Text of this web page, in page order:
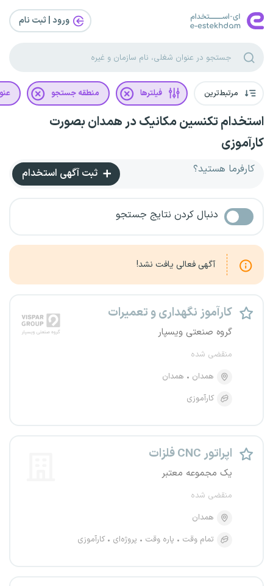
ورود | ثبت‌ نام
مرتبط‌ترین فیلترها منطقه جستجو
استخدام تکنسین مکانیک در همدان بصورت
کارآموزی
کارفرما هستید؟ ثبت آگهی استخدام
دنبال کردن نتایج جستجو
آگهی فعالی یافت نشد!
کارآموز نگهداری و تعمیرات
گروه صنعتی ویسپار
منقضی شده
همدان
همدان
کارآموزی
اپراتور CNC فلزات
یک مجموعه معتبر
منقضی شده
همدان
تمام وقت
پاره وقت پروژه‌ای کارآموزی